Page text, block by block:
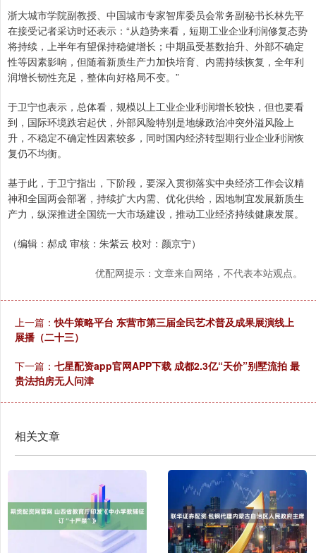
浙大城市学院副教授、中国城市专家智库委员会常务副秘书长林先平
在接受记者采访时还表示：“从趋势来看，短期工业企业利润修复态势
将持续，上半年有望保持稳健增长；中期虽受基数抬升、外部不确定
性等因素影响，但随着新质生产力加快培育、内需持续恢复，全年利
润增长韧性充足，整体向好格局不变。”
于卫宁也表示，总体看，规模以上工业企业利润增长较快，但也要看
到，国际环境跌宕起伏，外部风险特别是地缘政治冲突外溢风险上
升，不稳定不确定性因素较多，同时国内经济转型期行业企业利润恢
复仍不均衡。
基于此，于卫宁指出，下阶段，要深入贯彻落实中央经济工作会议精
神和全国两会部署，持续扩大内需、优化供给，因地制宜发展新质生
产力，纵深推进全国统一大市场建设，推动工业经济持续健康发展。
（编辑：郝成 审核：朱紫云 校对：颜京宁）
优配网提示：文章来自网络，不代表本站观点。
上一篇：快牛策略平台 东营市第三届全民艺术普及成果展演线上
展播（二十三）
下一篇： 七星配资app官网APP下载 成都2.3亿“天价”别墅流拍 最
贵法拍房无人问津
相关文章